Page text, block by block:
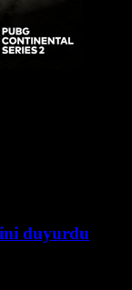
duyurdu